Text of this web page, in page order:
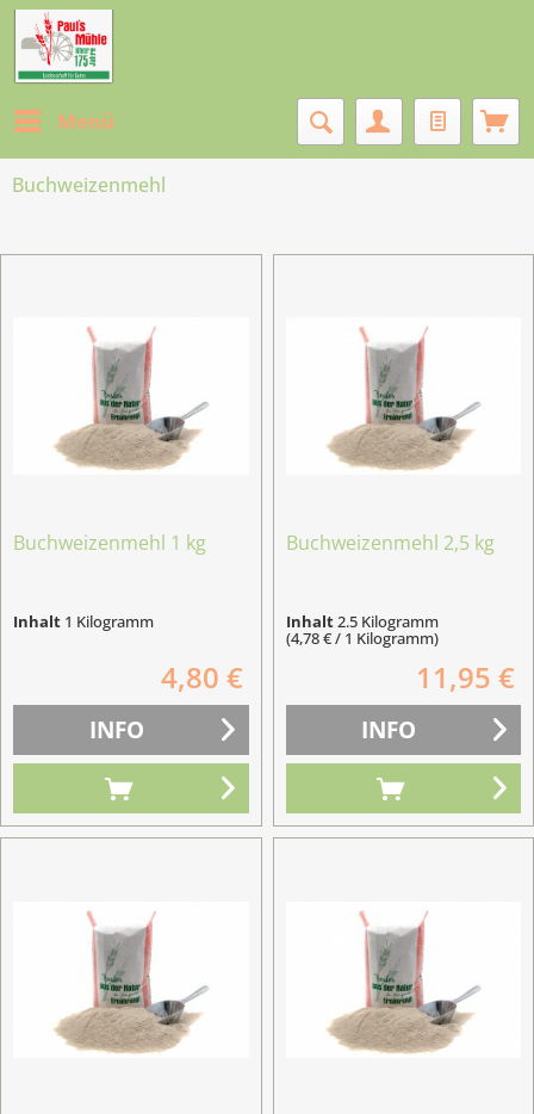
Menü
Buchweizenmehl
Buchweizenmehl 1 kg
Inhalt 1 Kilogramm
4,80 €
INFO
Buchweizenmehl 2,5 kg
Inhalt2.5 Kilogramm
(4,78 € / 1 Kilogramm)
11,95 €
INFO